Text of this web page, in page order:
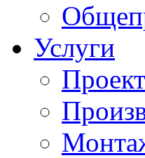
Услуги